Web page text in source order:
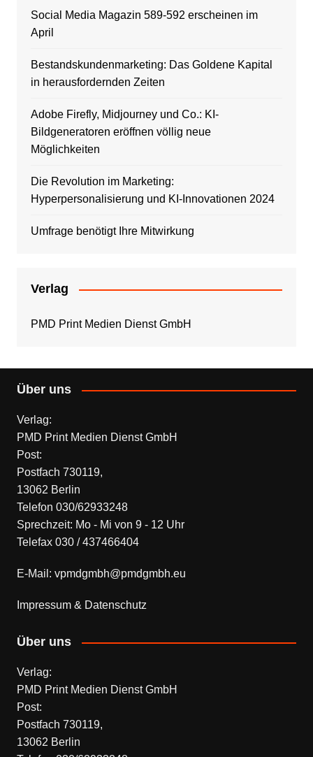
Social Media Magazin 589-592 erscheinen im
April
Bestandskundenmarketing: Das Goldene Kapital
in herausfordernden Zeiten
Adobe Firefly, Midjourney und Co.: KI-
Bildgeneratoren eröffnen völlig neue
Möglichkeiten
Die Revolution im Marketing:
Hyperpersonalisierung und KI-Innovationen 2024
Umfrage benötigt Ihre Mitwirkung
Verlag
PMD Print Medien Dienst GmbH
Über uns
Verlag:
PMD Print Medien Dienst GmbH
Post:
Postfach 730119,
13062 Berlin
Telefon 030/62933248
Sprechzeit: Mo - Mi von 9 - 12 Uhr
Telefax 030 / 437466404
E-Mail: vpmdgmbh@pmdgmbh.eu
Impressum & Datenschutz
Über uns
Verlag:
PMD Print Medien Dienst GmbH
Post:
Postfach 730119,
13062 Berlin